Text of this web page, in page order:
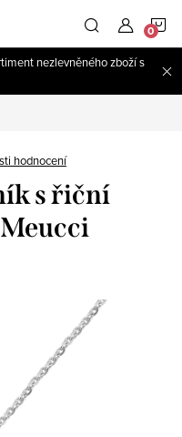
nezlevněného zboží s
hodnocení
s řiční